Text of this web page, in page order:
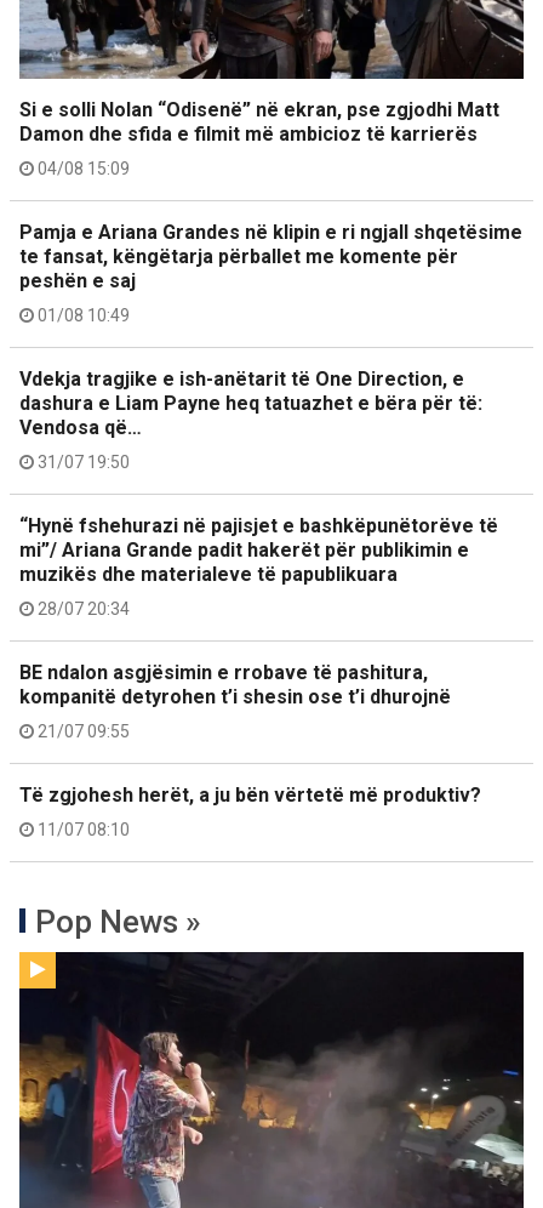
Si e solli Nolan “Odisenë” në ekran, pse zgjodhi Matt
Damon dhe sfida e filmit më ambicioz të karrierës
04/08 15:09
Pamja e Ariana Grandes në klipin e ri ngjall shqetësime
te fansat, këngëtarja përballet me komente për
peshën e saj
01/08 10:49
Vdekja tragjike e ish-anëtarit të One Direction, e
dashura e Liam Payne heq tatuazhet e bëra për të:
Vendosa që…
31/07 19:50
“Hynë fshehurazi në pajisjet e bashkëpunëtorëve të
mi”/ Ariana Grande padit hakerët për publikimin e
muzikës dhe materialeve të papublikuara
28/07 20:34
BE ndalon asgjësimin e rrobave të pashitura,
kompanitë detyrohen t’i shesin ose t’i dhurojnë
21/07 09:55
Të zgjohesh herët, a ju bën vërtetë më produktiv?
11/07 08:10
Pop News »